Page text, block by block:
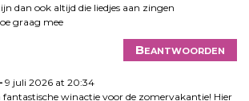
dan ook altijd die liedjes aan zingen
graag mee
Beantwoorden
9 juli 2026 at 20:34
fantastische winactie voor de zomervakantie! Hier